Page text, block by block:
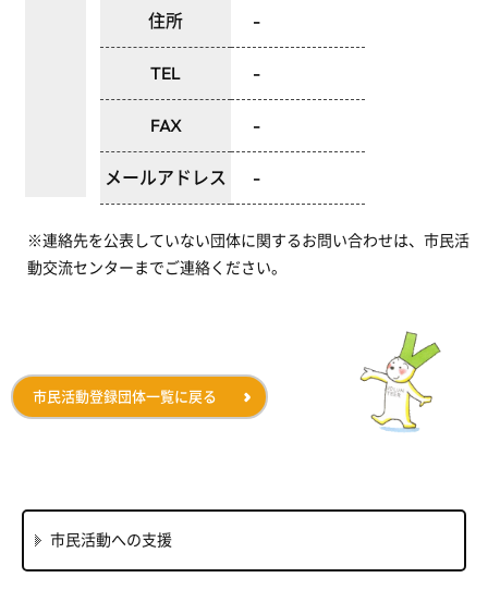
住所 -
TEL -
FAX -
メールアドレス -
※連絡先を公表していない団体に関するお問い合わせは、市民活
動交流センターまでご連絡ください。
市民活動登録団体一覧に戻る
市民活動への支援